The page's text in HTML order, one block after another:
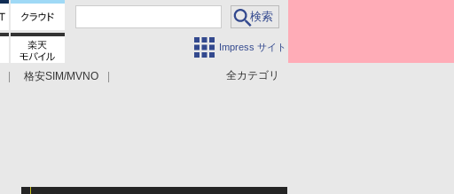
Impress サイト
全カテゴリ
格安SIM/MVNO